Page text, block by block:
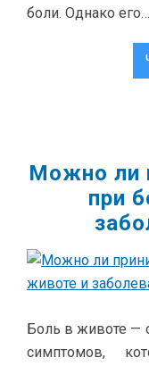
боли. Однако его…
Можно ли
при
Боль в животе —
симптомов,